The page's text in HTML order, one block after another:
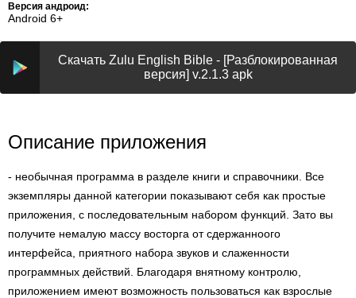
Версия андроид:
Android 6+
Скачать Zulu English Bible - [Разблокированная
версия] v.2.1.3 apk
Описание приложения
- необычная программа в разделе книги и справочники. Все
экземпляры данной категории показывают себя как простые
приложения, с последовательным набором функций. Зато вы
получите немалую массу восторга от сдержанноого
интерфейса, приятного набора звуков и слаженности
программных действий. Благодаря внятному контролю,
приложением имеют возможность пользоваться как взрослые